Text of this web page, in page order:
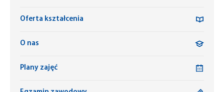
Oferta kształcenia
O nas
Plany zajęć